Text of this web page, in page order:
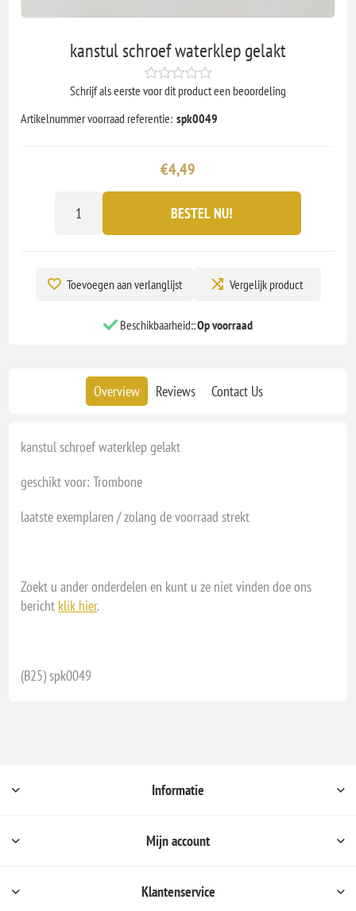
kanstul schroef waterklep gelakt
Schrijf als eerste voor dit product een beoordeling
Artikelnummer voorraad referentie: spk0049
€4,49
BESTEL NU!
Toevoegen aan verlanglijst Vergelijk product
Beschikbaarheid::Op voorraad
Overview Reviews Contact Us
kanstul schroef waterklep gelakt
geschikt voor: Trombone
laatste exemplaren / zolang de voorraad strekt
Zoekt u ander onderdelen en kunt u ze niet vinden doe ons
bericht klik hier.
(B25) spk0049
Informatie
Mijn account
Klantenservice